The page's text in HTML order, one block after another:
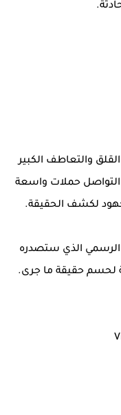
والتعاطف الكبير
التواصل حملات واسعة
لكشف الحقيقة.
الرسمي الذي ستصدره
لحسم حقيقة ما جرى.